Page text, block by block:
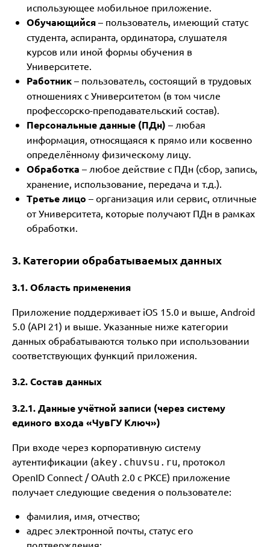
использующее мобильное приложение.
Обучающийся – пользователь, имеющий статус
студента, аспиранта, ординатора, слушателя
курсов или иной формы обучения в
Университете.
Работник – пользователь, состоящий в трудовых
отношениях с Университетом (в том числе
профессорско-преподавательский состав).
Персональные данные (ПДн) – любая
информация, относящаяся к прямо или косвенно
определённому физическому лицу.
Обработка – любое действие с ПДн (сбор, запись,
хранение, использование, передача и т.д.).
Третье лицо – организация или сервис, отличные
от Университета, которые получают ПДн в рамках
обработки.
3. Категории обрабатываемых данных
3.1. Область применения
Приложение поддерживает iOS 15.0 и выше, Android
5.0 (API 21) и выше. Указанные ниже категории
данных обрабатываются только при использовании
соответствующих функций приложения.
3.2. Состав данных
3.2.1. Данные учётной записи (через систему
единого входа «ЧувГУ Ключ»)
При входе через корпоративную систему
аутентификации (akey.chuvsu.ru , протокол
OpenID Connect / OAuth 2.0 с PKCE) приложение
получает следующие сведения о пользователе:
фамилия, имя, отчество;
адрес электронной почты, статус его
подтверждения;